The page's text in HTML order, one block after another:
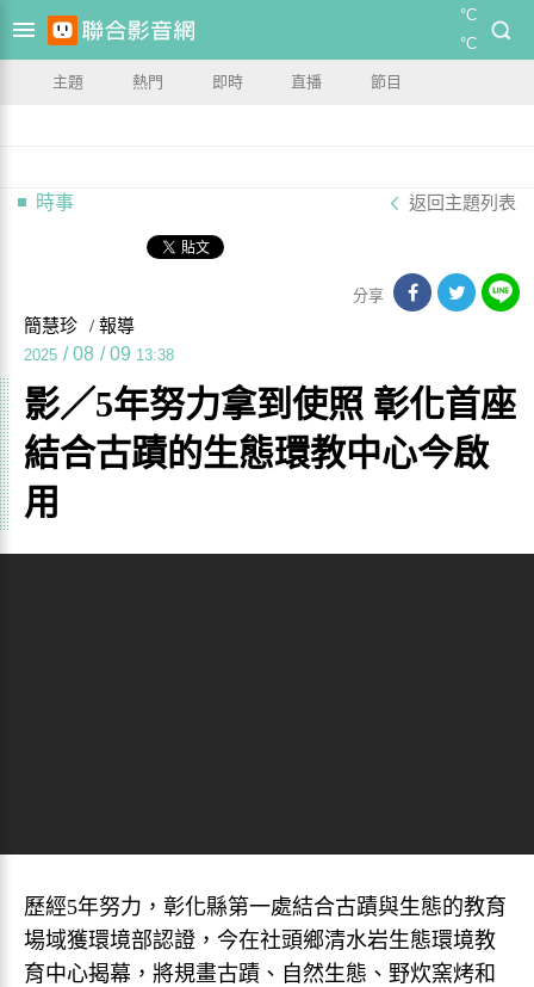
°C
°C
主題 熱門 即時 直播 節目
時事 返回主題列表
分享
簡慧珍 / 報導
2025 / 08 / 09 13:38
影／5年努力拿到使照 彰化首座
結合古蹟的生態環教中心今啟
用
歷經5年努力，彰化縣第一處結合古蹟與生態的教育
場域獲環境部認證，今在社頭鄉清水岩生態環境教
育中心揭幕，將規畫古蹟、自然生態、野炊窯烤和